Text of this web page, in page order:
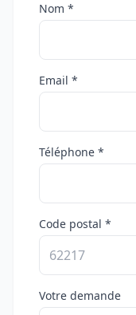
Nom *
Email *
Téléphone *
Code postal *
Votre demande